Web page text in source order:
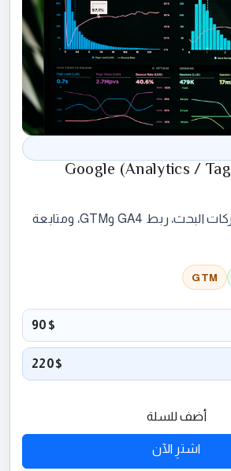
SEO وتحليلات Google (Analytics / Tag
تهيئة أساسية لمحركات البحث، ربط GA4 وGTM، ومتابعة
GTM
90$
220$
أضف للسلة
اشترِ الآن